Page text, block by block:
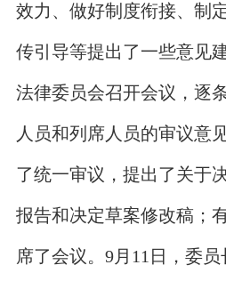
效力、做好制度衔接、制
传引导等提出了一些意见
法律委员会召开会议，逐
人员和列席人员的审议意
了统一审议，提出了关于
报告和决定草案修改稿；
席了会议。9月11日，委